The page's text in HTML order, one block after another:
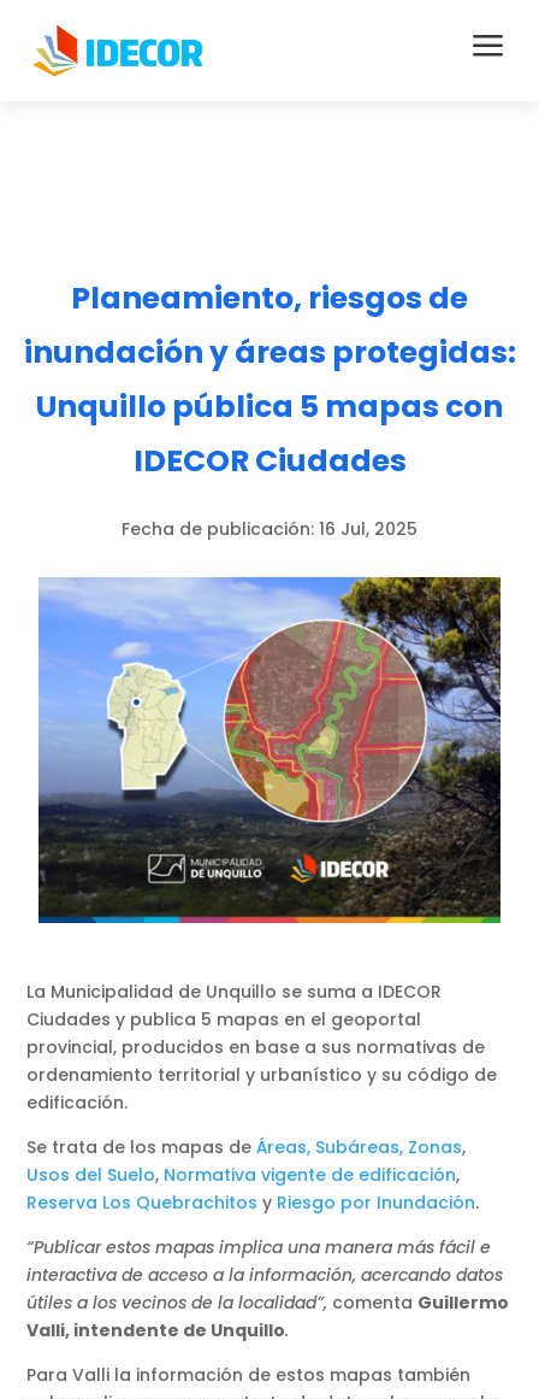
a
Planeamiento, riesgos de
inundación y áreas protegidas:
Unquillo pública 5 mapas con
IDECOR Ciudades
Fecha de publicación: 16 Jul, 2025
La Municipalidad de Unquillo se suma a IDECOR
Ciudades y publica 5 mapas en el geoportal
provincial, producidos en base a sus normativas de
ordenamiento territorial y urbanístico y su código de
edificación.
Se trata de los mapas deÁreas, Subáreas, Zonas,
Usos del Suelo, Normativa vigente de edificación,
Reserva Los Quebrachitos y Riesgo por Inundación.
“Publicar estos mapas implica una manera más fácil e
interactiva de acceso a la información, acercando datos
útiles a los vecinos de la localidad”, comenta Guillermo
Valli, intendente de Unquillo.
Para Valli la información de estos mapas también